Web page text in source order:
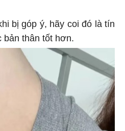
bị góp ý, hãy coi đó là tín
thân tốt hơn.